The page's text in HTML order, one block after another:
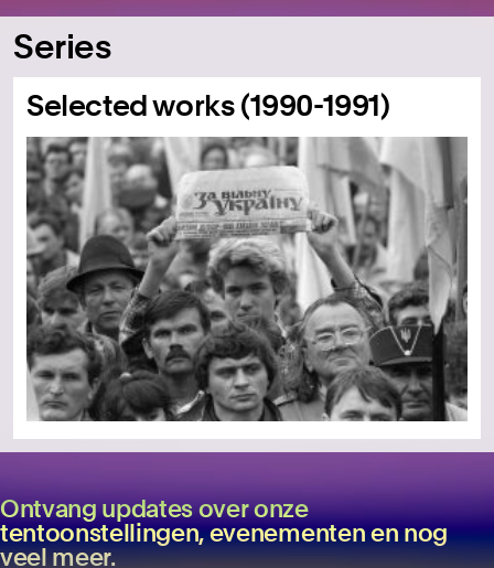
Series
Selected works (1990-1991)
Ontvang updates over onze
tentoonstellingen, evenementen en nog
veel meer.